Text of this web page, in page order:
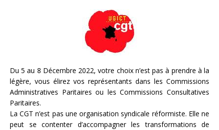
Du 5 au 8 Décembre 2022, votre choix n’est pas à prendre à la
légère, vous élirez vos représentants dans les Commissions
Administratives Paritaires ou les Commissions Consultatives
Paritaires.
La CGT n’est pas une organisation syndicale réformiste. Elle ne
peut se contenter d’accompagner les transformations de